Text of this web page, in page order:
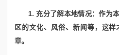
1. 充分了解本地情况：作为
区的文化、风俗、新闻等，这
章。